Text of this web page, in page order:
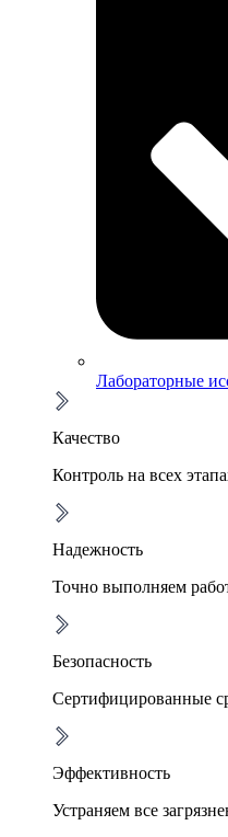
Лабораторные
Качество
Контроль на всех
Надежность
Точно выполняем
Безопасность
Сертифицированные
Эффективность
Устраняем все